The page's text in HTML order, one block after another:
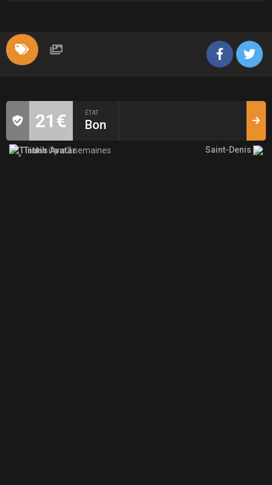
21€ ÉTAT
Bon
Tintinil y a 2 semaines Saint-Denis